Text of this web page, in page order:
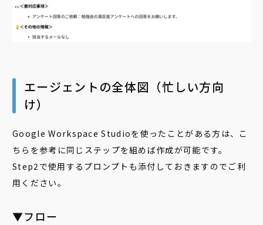
エージェントの全体図（忙しい方向
け）
Google Workspace Studioを使ったことがある方は、こ
ちらを参考に同じステップを組めば作成が可能です。
Step2で使用するプロンプトも添付しておきますのでご利
用ください。
▼フロー